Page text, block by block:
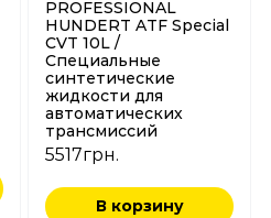
PROFESSIONAL
HUNDERT ATF Special
CVT 10L /
Специальные
синтетические
жидкости для
автоматических
трансмиссий
5517грн.
В корзину